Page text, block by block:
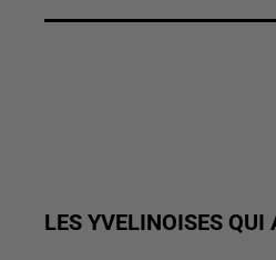
LES YVELINOISES